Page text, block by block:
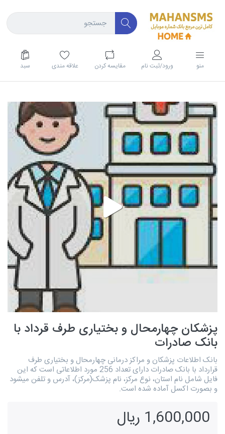
منو ورود/ثبت نام مقايسه كردن علاقه مندی سبد
پزشکان چهارمحال و بختیاری طرف قرداد با
بانک صادرات
بانک اطلاعات پزشکان و مراکز درمانی چهارمحال و بختیاری طرف
قرارداد با بانک صادرات دارای تعداد 256 مورد اطلاعاتی است که این
فایل شامل نام استان، نوع مرکز، نام پزشک(مرکز)، آدرس و تلفن میشود
و بصورت اکسل آماده شده است.
1,600,000 ریال